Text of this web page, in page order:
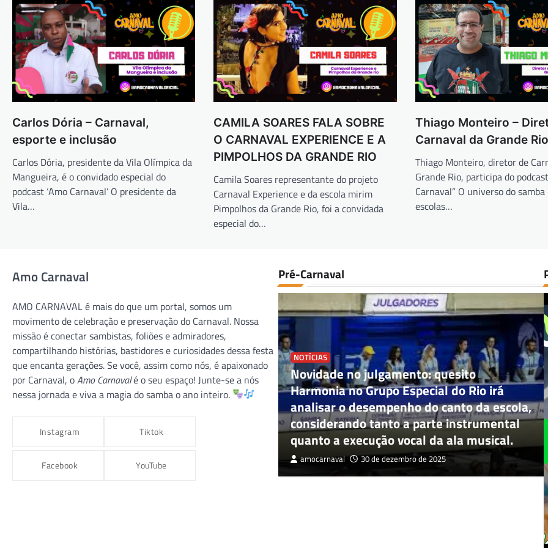
Carlos Dória – Carnaval,
esporte e inclusão
Carlos Dória, presidente da Vila Olímpica da
Mangueira, é o convidado especial do
podcast ‘Amo Carnaval’ O presidente da
Vila…
CAMILA SOARES FALA SOBRE
O CARNAVAL EXPERIENCE E A
PIMPOLHOS DA GRANDE RIO
Camila Soares representante do projeto
Carnaval Experience e da escola mirim
Pimpolhos da Grande Rio, foi a convidada
especial do…
Thiago Monteiro –
Carnaval da Grande Rio
Thiago Monteiro, diretor de
Grande Rio, participa do
Carnaval” O universo do samba
escolas…
Amo Carnaval
AMO CARNAVAL é mais do que um portal, somos um
movimento de celebração e preservação do Carnaval. Nossa
missão é conectar sambistas, foliões e admiradores,
compartilhando histórias, bastidores e curiosidades dessa festa
que encanta gerações. Se você, assim como nós, é apaixonado
por Carnaval, oAmo Carnavalé o seu espaço! Junte-se a nós
nessa jornada e viva a magia do samba o ano inteiro.
Instagram Tiktok
Facebook YouTube
Pré-Carnaval
CARNAVAL 2026 CARNAVAL RJ
GRUPO ESPECIAL
VILA ISABEL
VILA ISABEL 2026 – “Macumbembê,
Sonhou a África”
NOTÍCIAS
Novidade no julgamento: quesito
Harmonia no Grupo Especial do Rio irá
analisar o desempenho do canto da escola,
considerando tanto a parte instrumental
quanto a execução vocal da ala musical.
amocarnaval 30 de dezembro de 2025